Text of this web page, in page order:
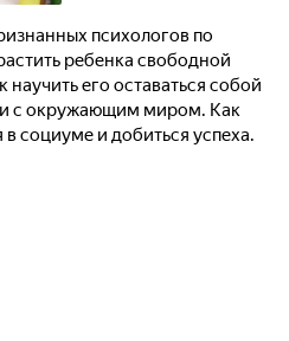
психологов по
ребенка свободной
его оставаться собой
с окружающим миром. Как
социуме и добиться успеха.